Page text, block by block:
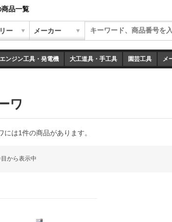
商品一覧
エンジン工具・発電機 大工道具・手工具 園芸工具 メ
ワ
には1件の商品があります。
目から表示中